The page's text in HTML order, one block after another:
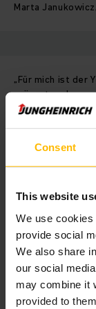
Consent
This website
We use
provide social
We also share
our social
may combine it
provided to
Marta
„Für mich ist der
präsent und eng
bedeutet, Ideen
Markt
verbessern und
mit dem richtigen